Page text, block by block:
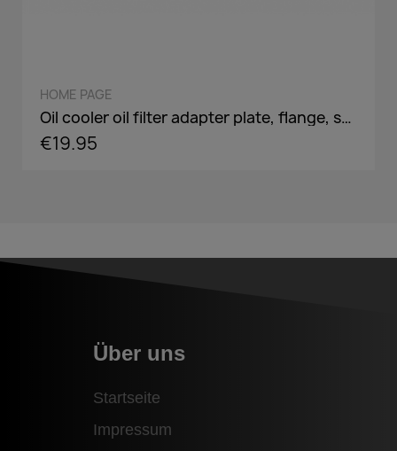
HOME PAGE
Oil cooler oil filter adapter plate, flange, sandwich panel in AN8 / AN10 - incl. optional Adaper screw: 3/4-16,M18,M20,M22
€19.95
Über uns
Startseite
Impressum